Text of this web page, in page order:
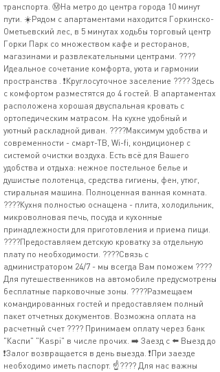
транспорта. Ⓜ️На метро до центра города 10 минут
пути. ☀️Рядом с апартаментами находится Горкинско-
Ометьевский лес, в 5 минутах ходьбы торговый центр
Горки Парк со множеством кафе и ресторанов,
магазинами и развлекательными центрами. ????
Идеальное сочетание комфорта, уюта и гармонии
пространства . ❗Круглосуточное заселение ????️ Здесь
с комфортом разместятся до 4 гостей. В апартаментах
расположена хорошая двуспальная кровать с
ортопедическим матрасом. На кухне удобный и
уютный раскладной диван. ????Максимум удобства и
современности - смарт-ТВ, Wi-fi, кондиционер с
системой очистки воздуха. Есть всё для Вашего
удобства и отдыха: нежное постельное белье и
душистые полотенца, средства гигиены, фен, утюг,
стиральная машина. Полноценная ванная комната.
????️Кухня полностью оснащена - плита, холодильник,
микроволновая печь, посуда и кухонные
принадлежности для приготовления и приема пищи.
????Предоставляем детскую кроватку за отдельную
плату по необходимости. ????Связь с
администратором 24/7 - мы всегда Вам поможем ????
Для путешественников на автомобиле предусмотрены
бесплатные парковочные зоны. ????Размещаем
командированных гостей и предоставляем полный
пакет отчетных документов. Возможна оплата на
расчетный счет ???? Принимаем оплату через банк
"Каспи" "Kaspi" в числе прочих. ➡️ Заезд с ⬅️ Выезд до
❗Залог возвращается в день выезда. ❗При заезде
необходимо иметь паспорт. ☝???? Для нас важны